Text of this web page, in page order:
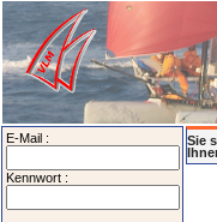
E-Mail :
Kennwort :
Sie